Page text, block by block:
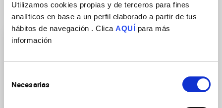
Utilizamos cookies propias y de terceros para fines
analíticos en base a un perfil elaborado a partir de tus
hábitos de navegación . Clica AQUÍ para más
información
Necesarias
Grupos de Investigación